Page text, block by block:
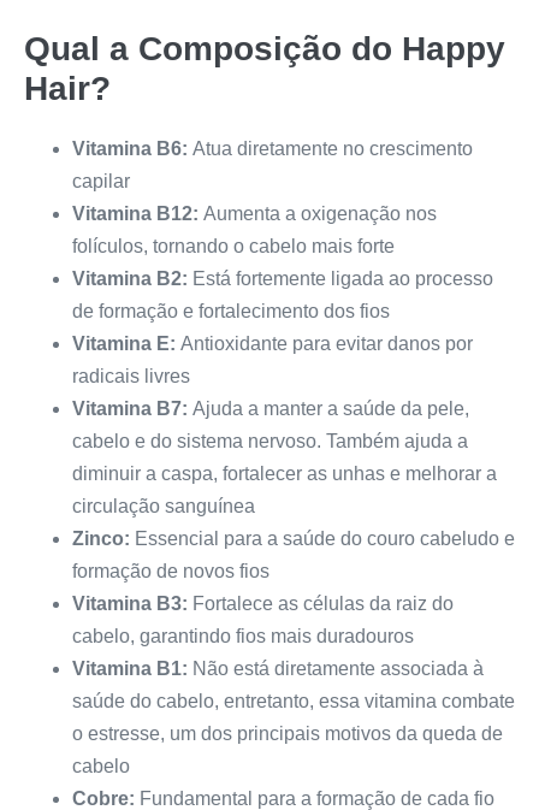
Qual a Composição do Happy
Hair?
Vitamina B6: Atua diretamente no crescimento
capilar
Vitamina B12: Aumenta a oxigenação nos
folículos, tornando o cabelo mais forte
Vitamina B2: Está fortemente ligada ao processo
de formação e fortalecimento dos fios
Vitamina E: Antioxidante para evitar danos por
radicais livres
Vitamina B7: Ajuda a manter a saúde da pele,
cabelo e do sistema nervoso. Também ajuda a
diminuir a caspa, fortalecer as unhas e melhorar a
circulação sanguínea
Zinco: Essencial para a saúde do couro cabeludo e
formação de novos fios
Vitamina B3: Fortalece as células da raiz do
cabelo, garantindo fios mais duradouros
Vitamina B1: Não está diretamente associada à
saúde do cabelo, entretanto, essa vitamina combate
o estresse, um dos principais motivos da queda de
cabelo
Cobre: Fundamental para a formação de cada fio